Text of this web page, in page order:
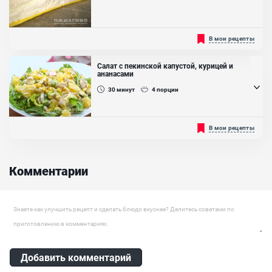
Кабачки, Баклажаны, Болгарский перец, Помидоры, Лук репчатый,
Масло растительное
Очень любишь яйца, но уже надоели их классические
приготовления, то есть яичницу и просто отварное яйцо?
Приготовь омлет! Да не просто омлет, как блинчик, а воздушный.
Ощути себя этим утром маленьким принцем, который
путешествует на воздушном облачке по прекрасному миру, ведь
омлет получиться невероятно воздушным, нежным и вкусным!...
Ингредиенты:
Яйцо куриное, Масло сливочное
В мои рецепты
Салат с пекинской капустой, курицей и
ананасами
30минут 4порции
Сочетание курицы и ананасов стало привычным, разнообразить
салатную классику поможет добавление пекинской капусты и
Пекинскую капусту лучше купить небольшую, мелкие кочаны
гораздо сочнее....
В мои рецепты
Комментарии
Оставить комментарий
Добавить комментарий